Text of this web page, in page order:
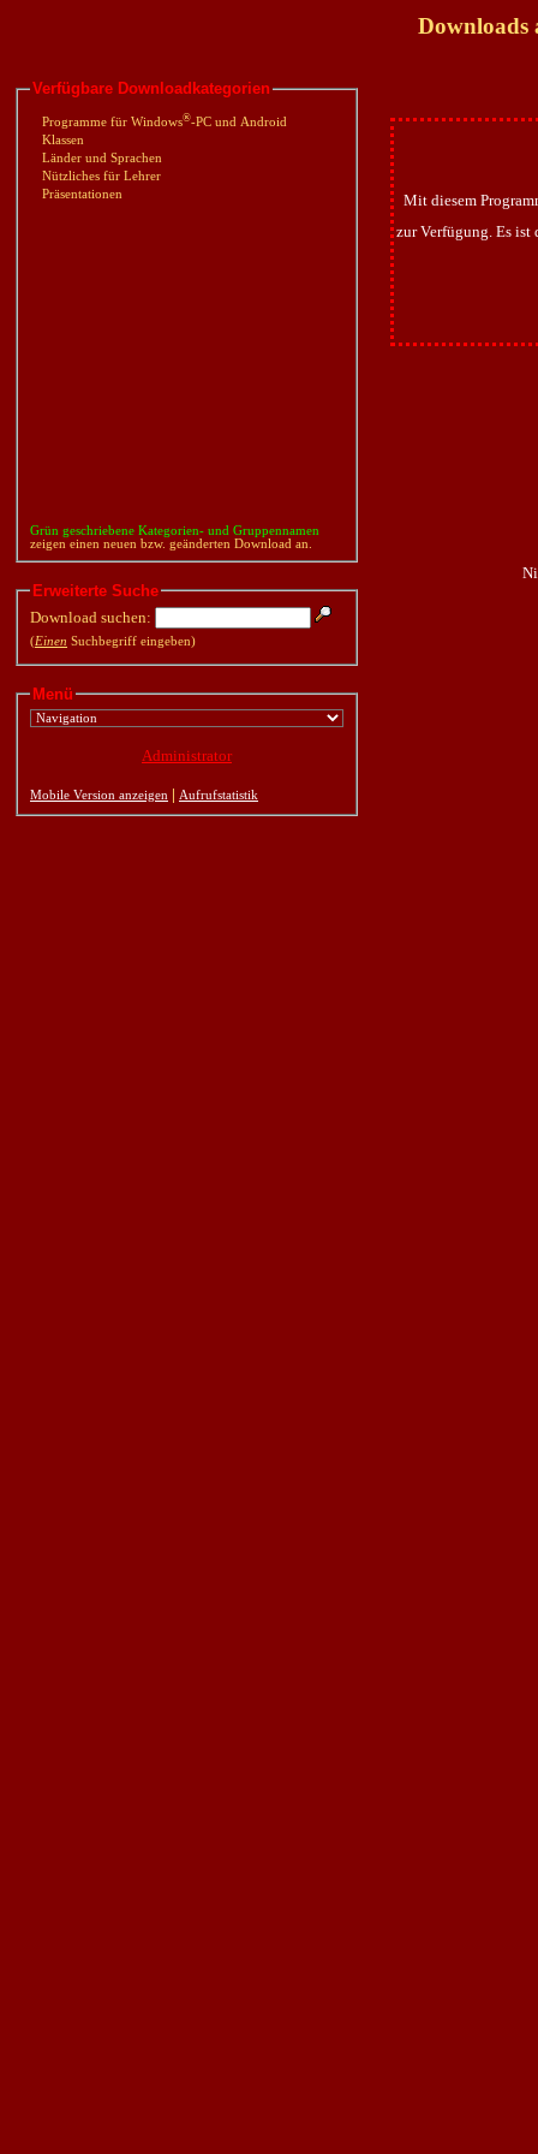
Downloads
Verfügbare Downloadkategorien
Programme für Windows®-PC und Android
Klassen
Länder und Sprachen
Nützliches für Lehrer
Präsentationen
Grün geschriebene Kategorien- und Gruppennamen
zeigen einen neuen bzw. geänderten Download an.
Erweiterte Suche
Download suchen:
(Einen Suchbegriff eingeben)
Menü
Administrator
Mobile Version anzeigen | Aufrufstatistik
Mit diesem
zur Verfügung. Es ist